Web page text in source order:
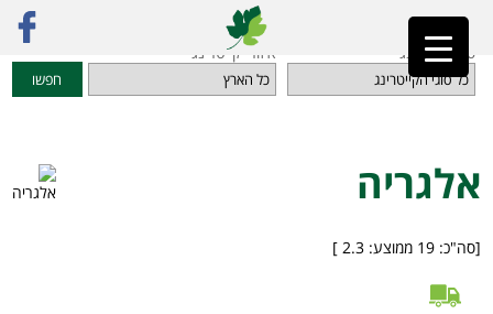
ראשי»מדריך קייטרינג »אלגריה
סוגי קייטרינג איזורי קייטרינג
חפשו
אלגריה
[סה"כ: 19 ממוצע: 2.3
]